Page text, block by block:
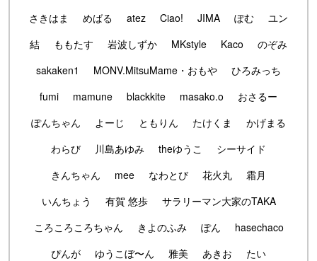
さきはま
めばる atez Ciao! JIMA ぽむ
ユン
結
ももたす 岩波しずか MKstyle Kaco
のぞみ
sakaken1
MONV.MitsuMame・おもや
ひろみっち
fumi
mamune blackkite masako.o
おさるー
ぽんちゃん
よーじ ともりん たけくま
かげまる
わらび
川島あゆみ theゆうこ
シーサイド
きんちゃん
mee なわとび 花火丸
霜月
いんちょう
有賀 悠歩
サラリーマン大家のTAKA
ころころころちゃん
きよのふみ ぽん
hasechaco
ぴんが
ゆうこぼ〜ん 雅美 あきお
たい